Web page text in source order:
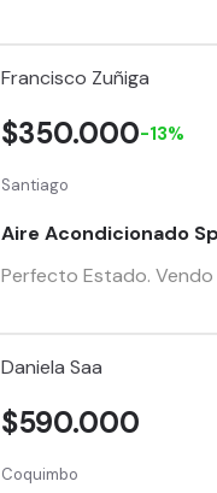
Francisco Zuñiga
Santiago
Aire Acondicionado
Perfecto Estado. Vendo
$350.000-13%
Daniela Saa
Coquimbo
$590.000